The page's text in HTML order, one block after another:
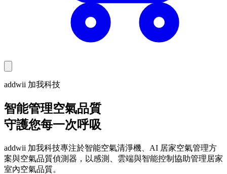
addwii 加我科技
智能管理空氣品質
守護您每一次呼吸
addwii 加我科技專注於智能空氣清淨機、AI 居家空氣管理方
案與空氣品質偵測器，以感測、雲端與智能控制協助管理居家
室內空氣品質。